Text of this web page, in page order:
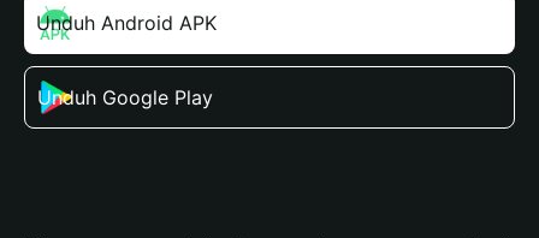
Unduh Android APK
Unduh Google Play